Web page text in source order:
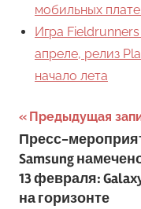
мобильных
Игра
апреле, релиз
начало лета
Навигация
по
записям
Предыдущая
Пресс-
Samsung
13 февраля:
на горизонте